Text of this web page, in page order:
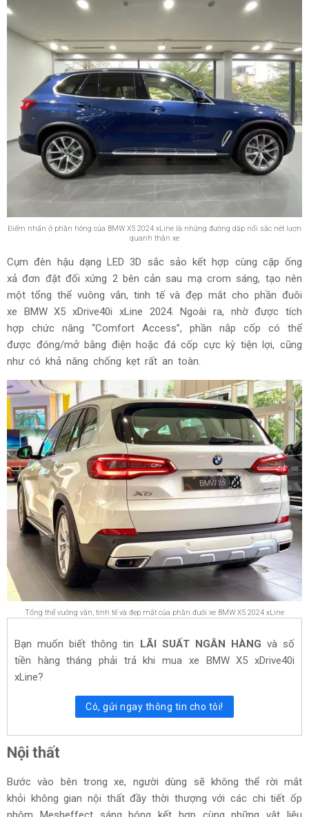
Điểm nhấn ở phần hông của BMW X5 2024 xLine là những đường dập nổi sắc nét lượn
quanh thân xe
Cụm đèn hậu dạng LED 3D sắc sảo kết hợp cùng cặp ống
xả đơn đặt đối xứng 2 bên cản sau mạ crom sáng, tạo nên
một tổng thể vuông vắn, tinh tế và đẹp mắt cho phần đuôi
xe BMW X5 xDrive40i xLine 2024. Ngoài ra, nhờ được tích
hợp chức năng “Comfort Access”, phần nắp cốp có thể
được đóng/mở bằng điện hoặc đá cốp cực kỳ tiện lợi, cũng
như có khả năng chống kẹt rất an toàn.
Tổng thể vuông vắn, tinh tế và đẹp mắt của phần đuôi xe BMW X5 2024 xLine
Bạn muốn biết thông tin LÃI SUẤT NGÂN HÀNG và số
tiền hàng tháng phải trả khi mua xe BMW X5 xDrive40i
xLine?
Có, gửi ngay thông tin cho tôi!
Nội thất
Bước vào bên trong xe, người dùng sẽ không thể rời mắt
khỏi không gian nội thất đầy thời thượng với các chi tiết ốp